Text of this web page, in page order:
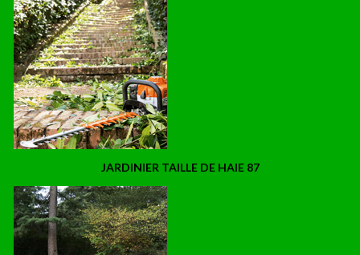
JARDINIER TAILLE DE HAIE 87